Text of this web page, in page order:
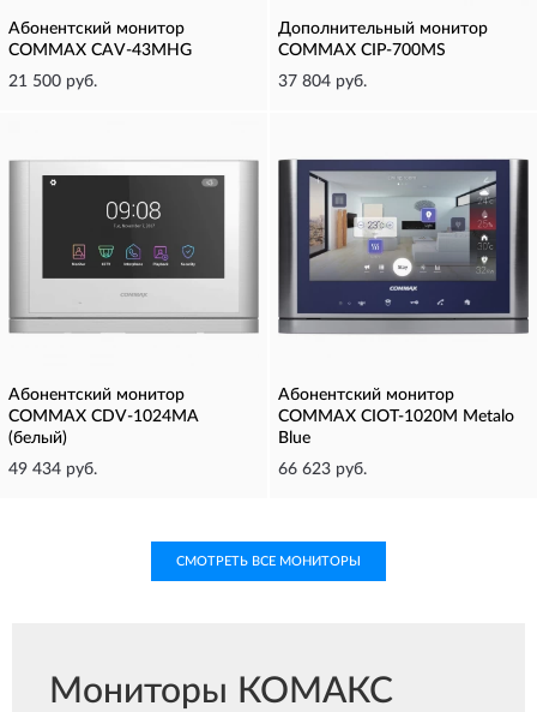
Абонентский монитор
COMMAX CAV-43MHG
21 500 руб.
Дополнительный монитор
COMMAX CIP-700MS
37 804 руб.
Абонентский монитор
COMMAX CDV-1024MA
(белый)
49 434 руб.
Абонентский монитор
COMMAX CIOT-1020M Metalo
Blue
66 623 руб.
СМОТРЕТЬ ВСЕ МОНИТОРЫ
Мониторы КОМАКС